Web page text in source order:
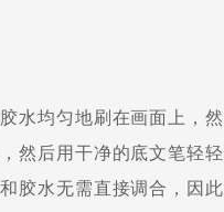
水均匀地刷在画面上，然
然后用干净的底文笔轻轻
胶水无需直接调合，因此